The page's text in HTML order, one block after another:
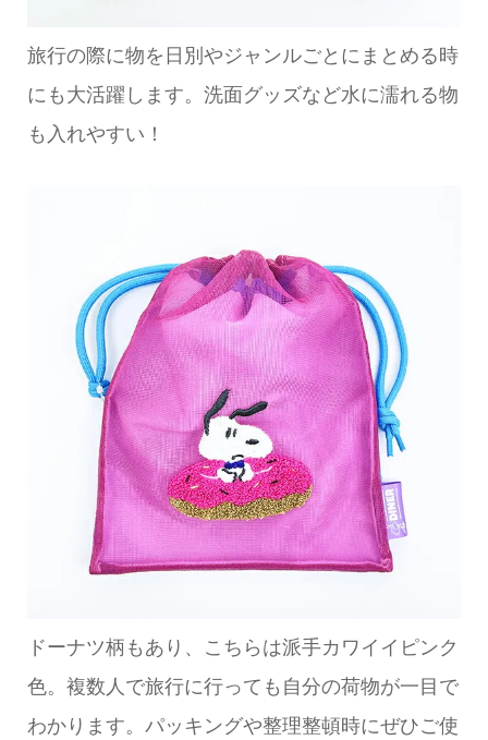
旅行の際に物を日別やジャンルごとにまとめる時
にも大活躍します。洗面グッズなど水に濡れる物
も入れやすい！
ドーナツ柄もあり、こちらは派手カワイイピンク
色。複数人で旅行に行っても自分の荷物が一目で
わかります。パッキングや整理整頓時にぜひご使